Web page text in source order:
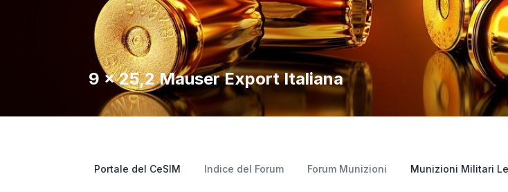
9 x 25,2 Mauser Export Italiana
Portale del CeSIM Indice del Forum Forum Munizioni Munizioni Militari